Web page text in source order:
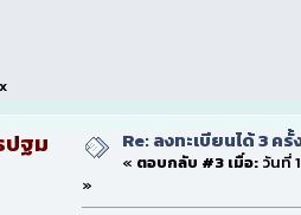
ปฐม Re: ลงทะเบียนได้ 3 ค
« ตอบกลับ #3 เมื่อ:วันที่
»